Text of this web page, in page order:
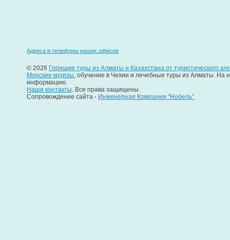
Адреса и телефоны наших офисов
© 2026 Горящие туры из Алматы и Казахстана от туристического
Морские круизы, обучение в Чехии и лечебные туры из Алматы.
информацию.
Наши контакты. Все права защищены.
Сопровождение сайта - Инженерная Компания "Нобель"